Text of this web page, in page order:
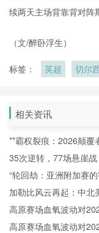
续两天主场背靠背对阵
（文/醉卧浮生）
标签： 英超 切尔
相关资讯
**霸权裂痕：2026颠覆
35次逆转，77场悬崖
“轮回劫：亚洲附加赛
加勒比风云再起：中
高原赛场血氧波动对
高原赛场血氧波动对